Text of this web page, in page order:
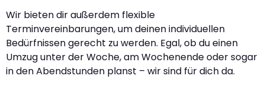
Wir bieten dir außerdem flexible
Terminvereinbarungen, um deinen individuellen
Bedürfnissen gerecht zu werden. Egal, ob du einen
Umzug unter der Woche, am Wochenende oder sogar
in den Abendstunden planst – wir sind für dich da.